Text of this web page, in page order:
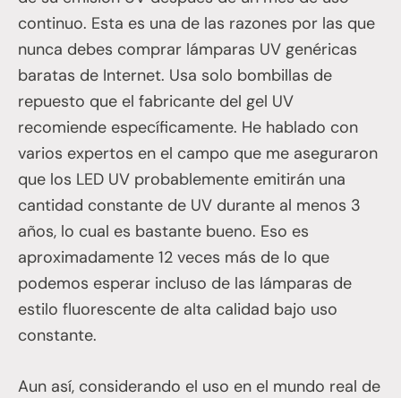
continuo. Esta es una de las razones por las que
nunca debes comprar lámparas UV genéricas
baratas de Internet. Usa solo bombillas de
repuesto que el fabricante del gel UV
recomiende específicamente. He hablado con
varios expertos en el campo que me aseguraron
que los LED UV probablemente emitirán una
cantidad constante de UV durante al menos 3
años, lo cual es bastante bueno. Eso es
aproximadamente 12 veces más de lo que
podemos esperar incluso de las lámparas de
estilo fluorescente de alta calidad bajo uso
constante.
Aun así, considerando el uso en el mundo real de